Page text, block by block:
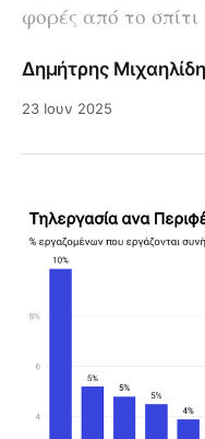
φορές από το σπίτι
Δημήτρης
23 Ιουν 2025